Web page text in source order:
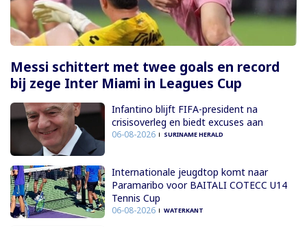
Messi schittert met twee goals en record
bij zege Inter Miami in Leagues Cup
Infantino blijft FIFA-president na
crisisoverleg en biedt excuses aan
06-08-2026 SURINAME HERALD
Internationale jeugdtop komt naar
Paramaribo voor BAITALI COTECC U14
Tennis Cup
06-08-2026 WATERKANT